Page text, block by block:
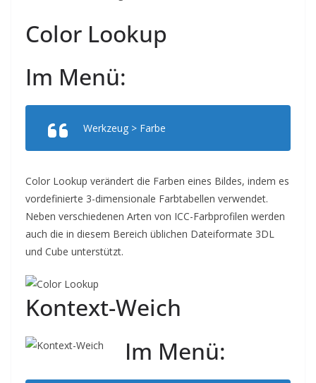
Color Lookup
Im Menü:
Werkzeug > Farbe
Color Lookup verändert die Farben eines Bildes, indem es
vordefinierte 3-dimensionale Farbtabellen verwendet.
Neben verschiedenen Arten von ICC-Farbprofilen werden
auch die in diesem Bereich üblichen Dateiformate 3DL
und Cube unterstützt.
Kontext-Weich
Im Menü: